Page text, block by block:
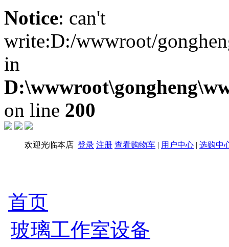
Notice: can't
write:D:/wwwroot/
in
on line 200
欢迎光临本店 登录 注册 查看购物车 | 用户中心 | 选购中
首页
玻璃工作室设备